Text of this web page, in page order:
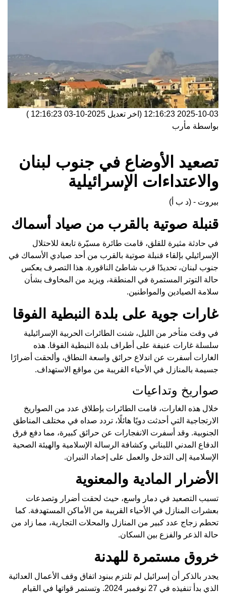
2025-10-03 12:16:23 (اخر تعديل 2025-10-03 12:16:23
)
بواسطة مأرب
تصعيد الأوضاع في جنوب لبنان
والاعتداءات الإسرائيلية
بيروت - (د ب أ)
قنبلة صوتية بالقرب من صياد أسماك
في حادثة مثيرة للقلق، قامت طائرة مسيّرة تابعة للاحتلال
الإسرائيلي بإلقاء قنبلة صوتية بالقرب من أحد صيادي الأسماك في
جنوب لبنان، تحديدًا قرب شاطئ الناقورة. هذا التصرف يعكس
حالة التوتر المستمرة في المنطقة، ويزيد من المخاوف بشأن
سلامة الصيادين والمواطنين.
غارات جوية على بلدة النبطية الفوقا
في وقت متأخر من الليل، شنت الطائرات الحربية الإسرائيلية
سلسلة غارات عنيفة على أطراف بلدة النبطية الفوقا. هذه
الغارات أسفرت عن اندلاع حرائق واسعة النطاق، وألحقت أضرارًا
جسيمة بالمنازل في الأحياء القريبة من مواقع الاستهداف.
صواريخ وتداعيات
خلال هذه الغارات، قامت الطائرات بإطلاق عدد من الصواريخ
الارتجاجية التي أحدثت دويًا هائلًا، تردد صداه في مختلف المناطق
الجنوبية. وقد أسفرت الانفجارات عن حرائق كبيرة، مما دفع فرق
الدفاع المدني اللبناني وكشافة الرسالة الإسلامية والهيئة الصحية
الإسلامية إلى التدخل والعمل على إخماد النيران.
الأضرار المادية والمعنوية
تسبب التصعيد في دمار واسع، حيث لحقت أضرار وتصدعات
بعشرات المنازل في الأحياء القريبة من الأماكن المستهدفة. كما
تحطم زجاج عدد كبير من المنازل والمحلات التجارية، مما زاد من
حالة الذعر والفزع بين السكان.
خروق مستمرة للهدنة
يجدر بالذكر أن إسرائيل لم تلتزم ببنود اتفاق وقف الأعمال العدائية
الذي بدأ تنفيذه في 27 نوفمبر 2024. وتستمر قواتها في القيام